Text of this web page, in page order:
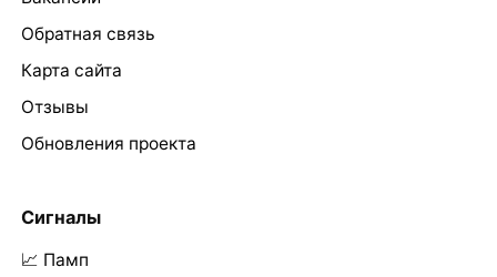
Обратная связь
Карта сайта
Отзывы
Обновления проекта
Сигналы
📈 Памп